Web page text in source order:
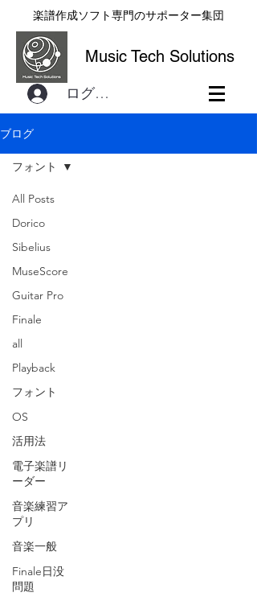
楽譜作成ソフト専門のサポーター集団
Music Tech Solutions
ログイン
ブログ
All Posts
Dorico
Sibelius
MuseScore
Guitar Pro
Finale
all
Playback
フォント
OS
活用法
電子楽譜リ
ーダー
音楽練習ア
プリ
音楽一般
Finale日没
問題
フォント